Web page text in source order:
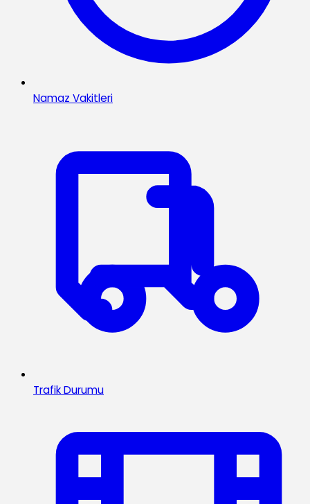
Namaz Vakitleri
Trafik Durumu